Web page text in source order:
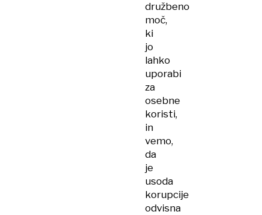
družbeno
moč,
ki
jo
lahko
uporabi
za
osebne
koristi,
in
vemo,
da
je
usoda
korupcije
odvisna